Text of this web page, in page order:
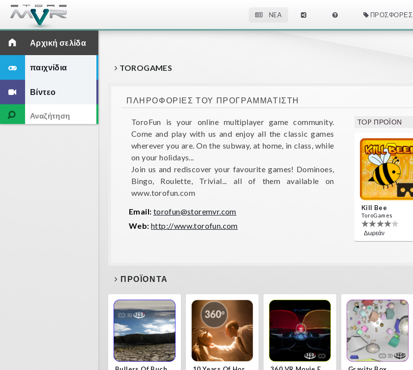
NEA ΠΡΟΣΦΟΡΈΣ
Αρχική σελίδα
παιχνίδια
Βίντεο
TOROGAMES
ΠΛΗΡΟΦΟΡΊΕΣ ΤΟΥ ΠΡΟΓΡΑΜΜΑΤΙΣΤΉ
ToroFun is your online multiplayer game community.
Come and play with us and enjoy all the classic games
wherever you are. On the subway, at home, in class, while
on your holidays...
Join us and rediscover your favourite games! Dominoes,
Bingo, Roulette, Trivial... all of them available on
www.torofun.com
Email: torofun@storemvr.com
Web: http://www.torofun.com
TOP ΠΡΟΪΌΝ
Kill Bee
ToroGames
Δωρεάν
ΠΡΟΪΌΝΤΑ